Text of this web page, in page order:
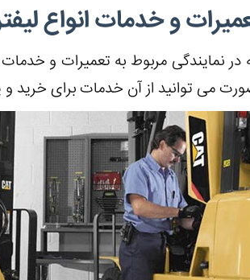
و خدمات انواع
نمایندگی مربوط به تعمیرات و خدمات
می توانید از آن خدمات برای خرید و